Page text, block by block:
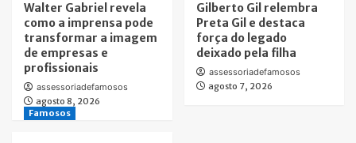
Walter Gabriel revela
como a imprensa pode
transformar a imagem
de empresas e
profissionais
assessoriadefamosos
agosto 8, 2026
Gilberto Gil relembra
Preta Gil e destaca
força do legado
deixado pela filha
assessoriadefamosos
agosto 7, 2026
Famosos